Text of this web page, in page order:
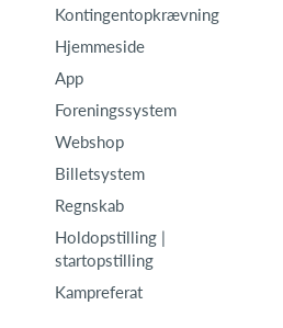
Kontingentopkrævning
Hjemmeside
App
Foreningssystem
Webshop
Billetsystem
Regnskab
Holdopstilling |
startopstilling
Kampreferat